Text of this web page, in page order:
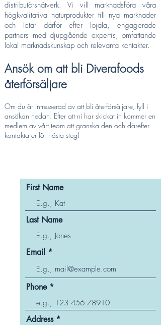
distributörsnätverk. Vi vill marknadsföra våra
högkvalitativa naturprodukter till nya marknader
och letar därför efter lojala, engagerade
partners med djupgående expertis, omfattande
lokal marknadskunskap och relevanta kontakter.
Ansök om att bli Diverafoods
återförsäljare
Om du är intresserad av att bli återförsäljare, fyll i
ansökan nedan. Efter att ni har skickat in kommer en
medlem av vårt team att granska den och därefter
kontakta er för nästa steg!
First Name
Last Name
Email
Phone
Address